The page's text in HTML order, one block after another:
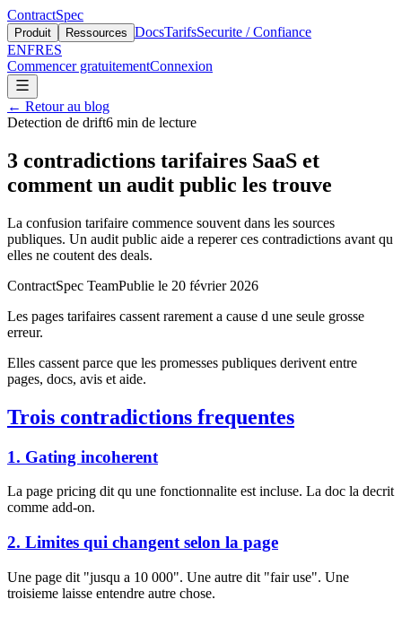
ContractSpec
Produit Ressources DocsTarifsSecurite / Confiance
ENFRES
Commencer gratuitementConnexion
← Retour au blog
Detection de drift6 min de lecture
3 contradictions tarifaires SaaS et
comment un audit public les trouve
La confusion tarifaire commence souvent dans les sources
publiques. Un audit public aide a reperer ces contradictions avant qu
elles ne coutent des deals.
ContractSpec TeamPublie le 20 février 2026
Les pages tarifaires cassent rarement a cause d une seule grosse
erreur.
Elles cassent parce que les promesses publiques derivent entre
pages, docs, avis et aide.
Trois contradictions frequentes
1. Gating incoherent
La page pricing dit qu une fonctionnalite est incluse. La doc la decrit
comme add-on.
2. Limites qui changent selon la page
Une page dit "jusqu a 10 000". Une autre dit "fair use". Une
troisieme laisse entendre autre chose.